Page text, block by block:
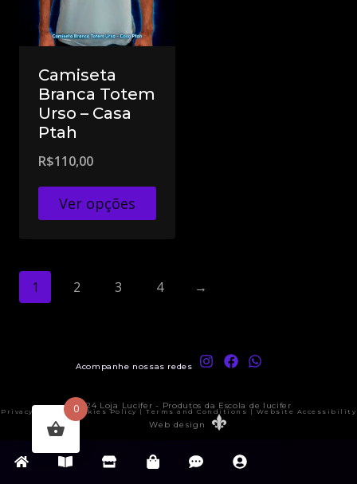
Camiseta
Branca Totem
Urso – Casa
Ptah
R$110,00
Ver opções
1 2 3 4 →
Acompanhe nossas redes
© 2024 Loja Lucifer - Produtos da Escola de lucifer
Privacy Policy | Cookies Policy | Terms and Conditions | Website Accessibility
Web design
0